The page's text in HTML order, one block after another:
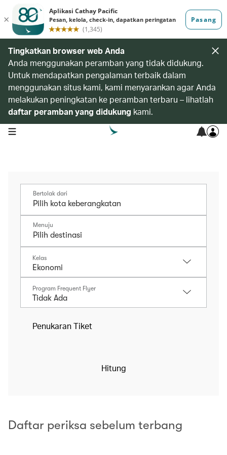
Tingkatkan browser web Anda
Anda menggunakan peramban yang tidak didukung.
Untuk mendapatkan pengalaman terbaik dalam
menggunakan situs kami, kami menyarankan agar Anda
melakukan peningkatan ke peramban terbaru – lihatlah
daftar peramban yang didukung kami.
open navigation menu
Bertolak dari
Menuju
Kelas
Program Frequent Flyer
Penukaran Tiket
Hitung
Daftar periksa sebelum terbang